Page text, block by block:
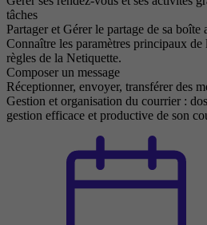
tâches
Partager et Gérer le partage de sa boîte
Connaître les paramètres principaux de
règles de la Netiquette.
Composer un message
Réceptionner, envoyer, transférer des
Gestion et organisation du courrier :
gestion efficace et productive de son